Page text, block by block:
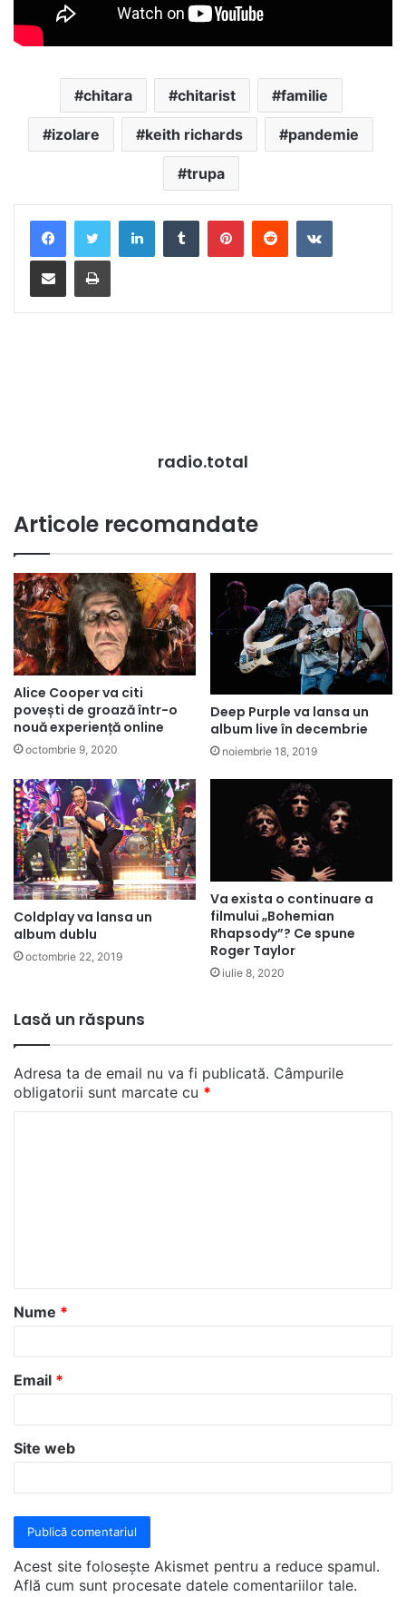
chitara chitarist familie
izolare keith richards pandemie
trupa
LinkedInTumblrPinterestRedditVKontakte
Distribuie prin mail Tipărește
radio.total
Articole recomandate
Alice Cooper va citi
povești de groază într-o
nouă experiență online
octombrie 9, 2020
Deep Purple va lansa un
album live în decembrie
noiembrie 18, 2019
Coldplay va lansa un
album dublu
octombrie 22, 2019
Va exista o continuare a
filmului „Bohemian
Rhapsody”? Ce spune
Roger Taylor
iulie 8, 2020
Lasă un răspuns
Adresa ta de email nu va fi publicată. Câmpurile
obligatorii sunt marcate cu *
a
r
*
Nume *
Email *
Site web
Acest site folosește Akismet pentru a reduce spamul.
Află cum sunt procesate datele comentariilor tale.